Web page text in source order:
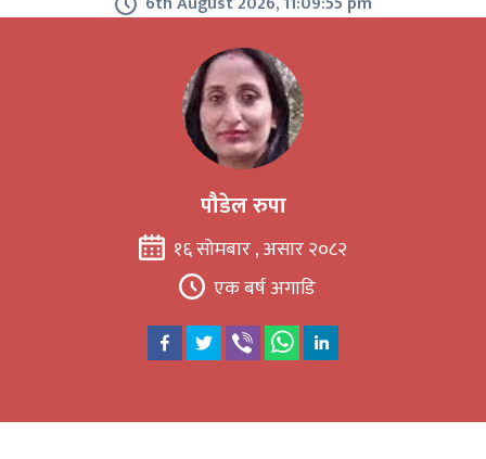
पौडेल रुपा
१६ सोमबार , असार २०८२
एक बर्ष अगाडि